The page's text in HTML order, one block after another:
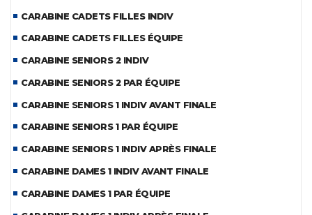
CARABINE CADETS FILLES INDIV
CARABINE CADETS FILLES ÉQUIPE
CARABINE SENIORS 2 INDIV
CARABINE SENIORS 2 PAR ÉQUIPE
CARABINE SENIORS 1 INDIV AVANT FINALE
CARABINE SENIORS 1 PAR ÉQUIPE
CARABINE SENIORS 1 INDIV APRÈS FINALE
CARABINE DAMES 1 INDIV AVANT FINALE
CARABINE DAMES 1 PAR ÉQUIPE